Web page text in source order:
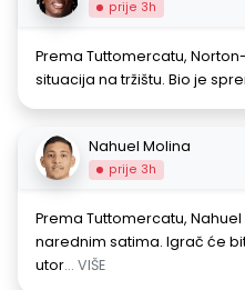
prije 3h
Prema Tuttomercatu,
situacija na tržištu. Bio je
Nahuel Molina
prije 3h
Prema Tuttomercatu,
narednim satima. Igrač će
utor... VIŠE